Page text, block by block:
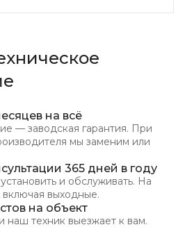
на всё
— заводская гарантия. При
мы заменим или
365 дней в году
и обслуживать. На
выходные.
на объект
наш техник выезжает к вам.